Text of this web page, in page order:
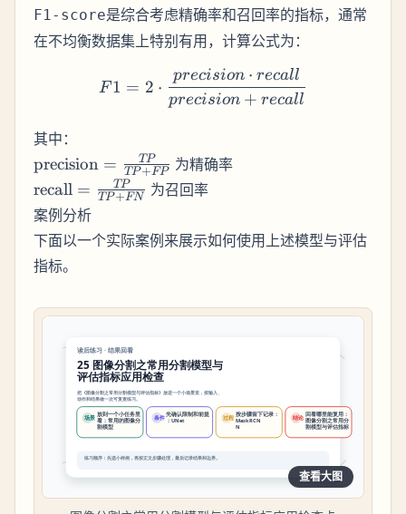
F1-score是综合考虑精确率和召回率的指标，通常
在不均衡数据集上特别有用，计算公式为：
F1 = 2 \cdot
F1 = 2 ⋅
precision + recall
precision ⋅ recall
其中：
\text{precision}
= \frac{TP}
{TP + FP}
precision = TP +FP
TP
为精确率
\text{recall}
=
\frac{TP}
{TP + FN}
recall = TP +FN
TP
为召回率
案例分析
下面以一个实际案例来展示如何使用上述模型与评估
指标。
查看大图